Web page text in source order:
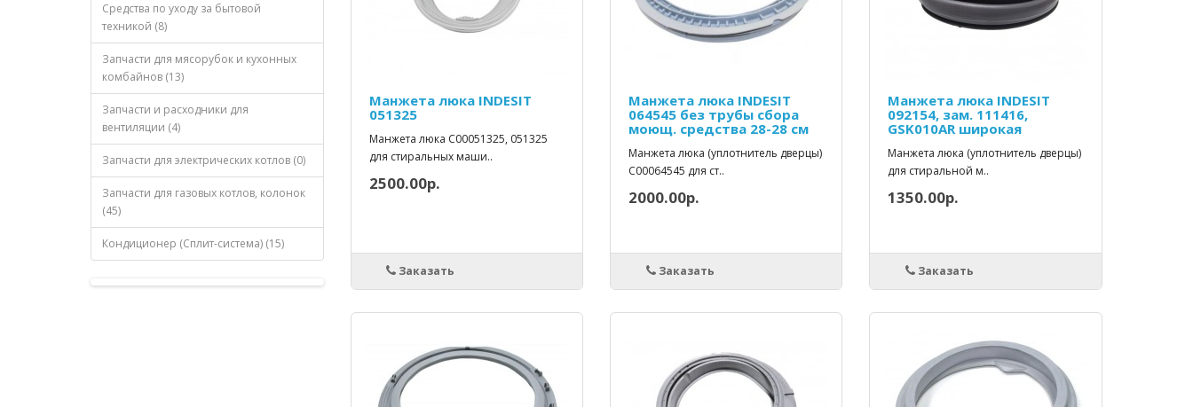
Средства по уходу за бытовой
техникой (8)
Запчасти для мясорубок и кухонных
комбайнов (13)
Запчасти и расходники для
вентиляции (4)
Запчасти для электрических котлов (0)
Запчасти для газовых котлов, колонок
(45)
Кондиционер (Сплит-система) (15)
Манжета люка INDESIT
051325
Манжета люка C00051325, 051325
для стиральных маши..
2500.00р.
Заказать
Манжета люка INDESIT
064545 без трубы сбора
моющ. средства 28-28 см
Манжета люка (уплотнитель дверцы)
C00064545 для ст..
2000.00р.
Заказать
Манжета люка INDESIT
092154, зам. 111416,
GSK010AR широкая
Манжета люка (уплотнитель дверцы)
для стиральной м..
1350.00р.
Заказать